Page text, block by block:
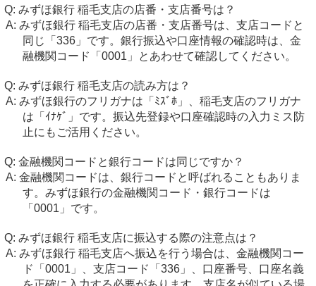
みずほ銀行 稲毛支店の店番・支店番号は？
みずほ銀行 稲毛支店の店番・支店番号は、支店コードと
同じ「336」です。銀行振込や口座情報の確認時は、金
融機関コード「0001」とあわせて確認してください。
みずほ銀行 稲毛支店の読み方は？
みずほ銀行のフリガナは「ﾐｽﾞﾎ」、稲毛支店のフリガナ
は「ｲﾅｹﾞ」です。振込先登録や口座確認時の入力ミス防
止にもご活用ください。
金融機関コードと銀行コードは同じですか？
金融機関コードは、銀行コードと呼ばれることもありま
す。みずほ銀行の金融機関コード・銀行コードは
「0001」です。
みずほ銀行 稲毛支店に振込する際の注意点は？
みずほ銀行 稲毛支店へ振込を行う場合は、金融機関コー
ド「0001」、支店コード「336」、口座番号、口座名義